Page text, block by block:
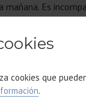
mañana. Es
que siga
durante
importante en tus
cookies que
.